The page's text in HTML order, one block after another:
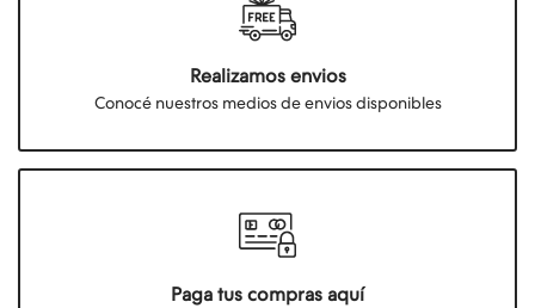
Realizamos envios
Conocé nuestros medios de envios disponibles
Paga tus compras aquí